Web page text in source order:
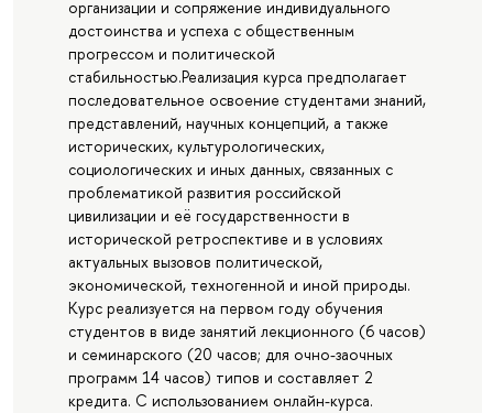
организации и сопряжение индивидуального
достоинства и успеха с общественным
прогрессом и политической
стабильностью.Реализация курса предполагает
последовательное освоение студентами знаний,
представлений, научных концепций, а также
исторических, культурологических,
социологических и иных данных, связанных с
проблематикой развития российской
цивилизации и её государственности в
исторической ретроспективе и в условиях
актуальных вызовов политической,
экономической, техногенной и иной природы.
Курс реализуется на первом году обучения
студентов в виде занятий лекционного (6 часов)
и семинарского (20 часов; для очно-заочных
программ 14 часов) типов и составляет 2
кредита. С использованием онлайн-курса.